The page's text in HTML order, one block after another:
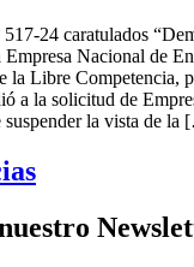
24 caratulados
Nacional de
la Libre Competencia,
a la solicitud de
suspender la vista de